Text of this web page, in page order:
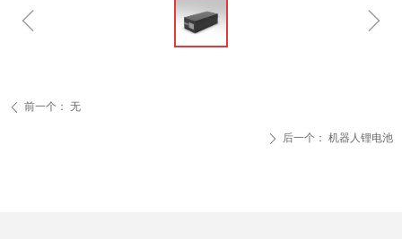
ꁆ ꁇ
ꄴ 前一个： 无
ꄲ 后一个： 机器人锂电池